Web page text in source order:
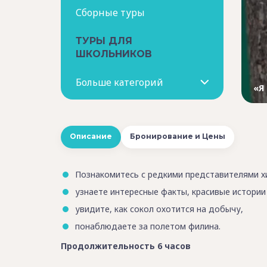
Сборные туры
ТУРЫ ДЛЯ
ШКОЛЬНИКОВ
Больше категорий «Я
Описание Бронирование и Цены
Познакомитесь с редкими представителями
узнаете интересные факты, красивые
увидите, как сокол охотится на добычу,
понаблюдаете за полетом филина.
Продолжительность 6 часов